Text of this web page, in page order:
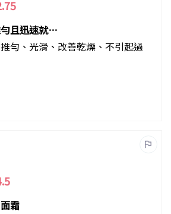
且迅速就能
勻、光滑、改善乾燥、不引起過
霜